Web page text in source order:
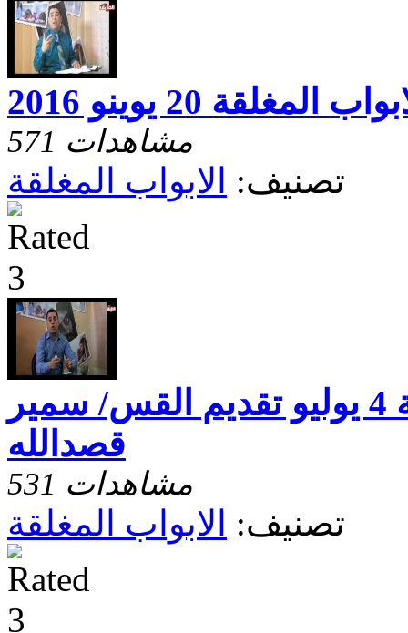
المغلقة 20 يوينو 2016
571 مشاهدات
تصنيف: الابواب المغلقة
الابواب المغلقة حلقة 4 يوليو تقديم القس/ سمير
قصدالله
531 مشاهدات
تصنيف: الابواب المغلقة